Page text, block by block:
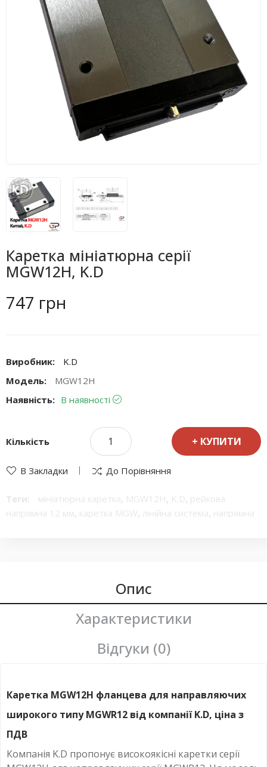
Каретка мініатюрна серії
MGW12H, K.D
747 грн
Виробник:
K.D
Модель:
MGW12H
Наявність: В наявності
Кількість КУПИТИ
В Закладки До Порівняння
Теги: мініатюрна каретка, MGW12H , K.D, рейкова
напрямна 12 мм, каретка MGW, лінійна система, напрямна
Опис
Характеристики
Відгуки (0)
Каретка MGW12H фланцева для направляючих
широкого типу MGWR12 від компанії K.D, ціна з
ПДВ
Компанія K.D пропонує високоякісні каретки серії